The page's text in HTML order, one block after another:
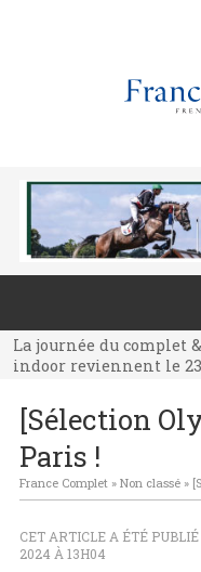
La journée du complet
indoor reviennent le 23
La journée du complet
indoor reviennent le
indoor reviennent le
[Sélection
Paris !
France Complet» Non classé»
CET ARTICLE A ÉTÉ
2024 À 13H04